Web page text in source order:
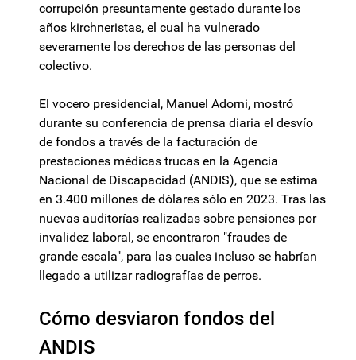
corrupción presuntamente gestado durante los
años kirchneristas, el cual ha vulnerado
severamente los derechos de las personas del
colectivo.
El vocero presidencial, Manuel Adorni, mostró
durante su conferencia de prensa diaria el desvío
de fondos a través de la facturación de
prestaciones médicas trucas en la Agencia
Nacional de Discapacidad (ANDIS), que se estima
en 3.400 millones de dólares sólo en 2023. Tras las
nuevas auditorías realizadas sobre pensiones por
invalidez laboral, se encontraron "fraudes de
grande escala", para las cuales incluso se habrían
llegado a utilizar radiografías de perros.
Cómo desviaron fondos del
ANDIS